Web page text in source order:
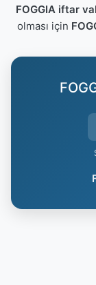
FOGGIA iftar
olması için